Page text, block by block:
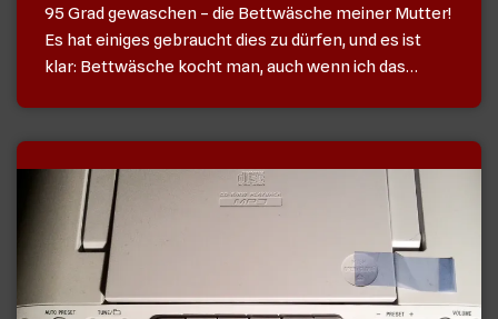
95 Grad gewaschen – die Bettwäsche meiner Mutter!
Es hat einiges gebraucht dies zu dürfen, und es ist
klar: Bettwäsche kocht man, auch wenn ich das…